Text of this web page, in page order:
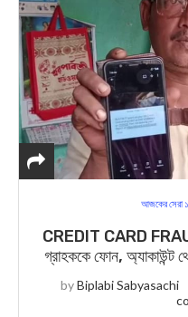
আজকের সেরা
CREDIT CARD FRAUD
গ্রাহককে ফোন, অ্যাকাউন্ট
byBiplabi Sabyasachi